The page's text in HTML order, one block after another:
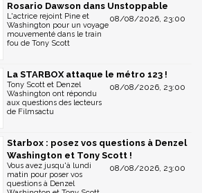
Rosario Dawson dans Unstoppable
08/08/2026, 23:00
L'actrice rejoint Pine et
Washington pour un voyage
mouvementé dans le train
fou de Tony Scott
La STARBOX attaque le métro 123 !
08/08/2026, 23:00
Tony Scott et Denzel
Washington ont répondu
aux questions des lecteurs
de Filmsactu
Starbox : posez vos questions à Denzel
Washington et Tony Scott !
08/08/2026, 23:00
Vous avez jusqu'à lundi
matin pour poser vos
questions à Denzel